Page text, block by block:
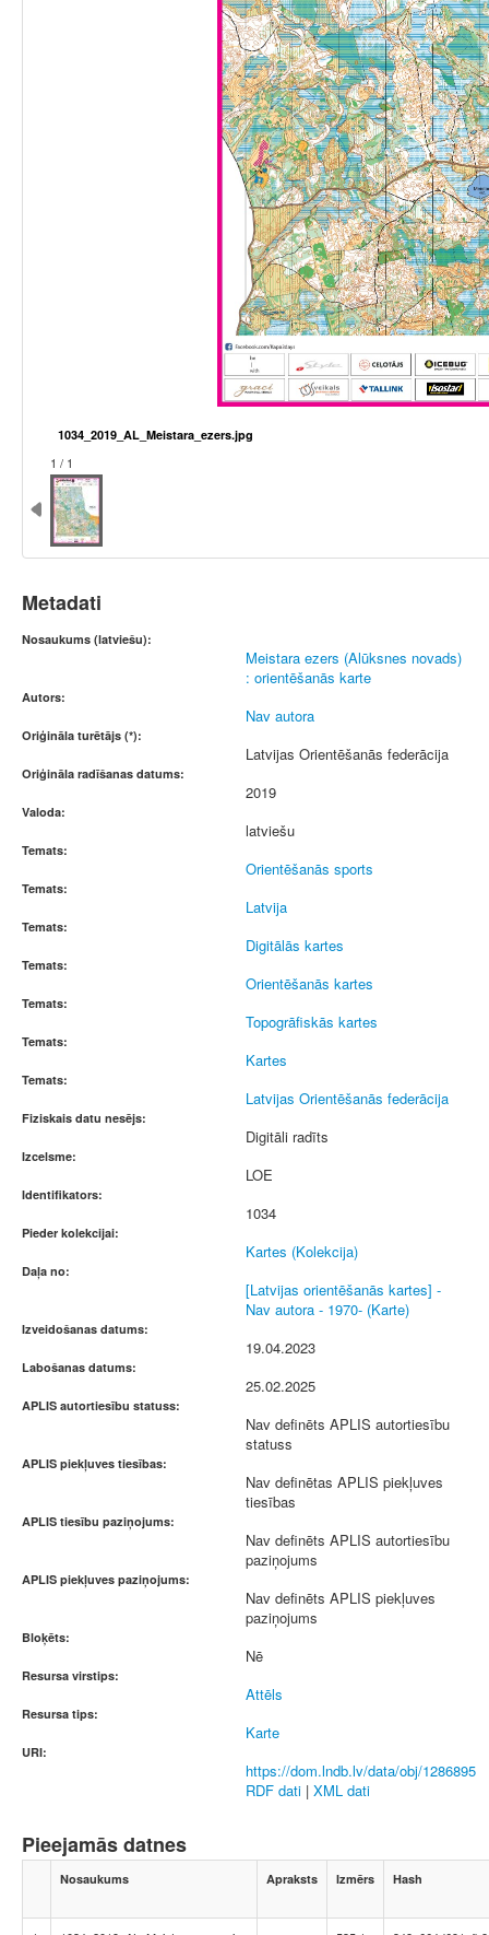
1034_2019_AL_Meistara_ezers.jpg
1 / 1
Metadati
Nosaukums (latviešu):
Meistara ezers (Alūksnes novads)
: orientēšanās karte
Autors:
Nav autora
Oriģināla turētājs (*):
Latvijas Orientēšanās federācija
Oriģināla radīšanas datums:
2019
Valoda:
latviešu
Temats:
Orientēšanās sports
Temats:
Latvija
Temats:
Digitālās kartes
Temats:
Orientēšanās kartes
Temats:
Topogrāfiskās kartes
Temats:
Kartes
Temats:
Latvijas Orientēšanās federācija
Fiziskais datu nesējs:
Digitāli radīts
Izcelsme:
LOE
Identifikators:
1034
Pieder kolekcijai:
Kartes (Kolekcija)
Daļa no:
[Latvijas orientēšanās kartes] -
Nav autora - 1970- (Karte)
Izveidošanas datums:
19.04.2023
Labošanas datums:
25.02.2025
APLIS autortiesību statuss:
Nav definēts APLIS autortiesību
statuss
APLIS piekļuves tiesības:
Nav definētas APLIS piekļuves
tiesības
APLIS tiesību paziņojums:
Nav definēts APLIS autortiesību
paziņojums
APLIS piekļuves paziņojums:
Nav definēts APLIS piekļuves
paziņojums
Bloķēts:
Nē
Resursa virstips:
Attēls
Resursa tips:
Karte
URI:
https://dom.lndb.lv/data/obj/1286895
RDF dati | XML dati
Pieejamās datnes
Nosaukums Apraksts Izmērs Hash